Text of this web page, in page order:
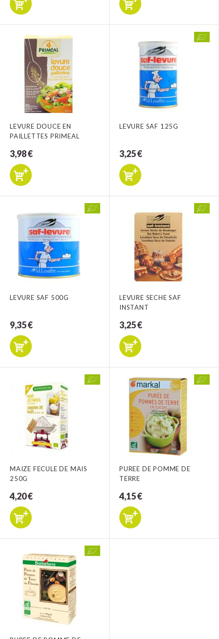
LEVURE DOUCE EN
PAILLETTES PRIMEAL
3,98 €
LEVURE SAF 125G
3,25 €
LEVURE SAF 500G
9,35 €
LEVURE SECHE SAF
INSTANT
3,25 €
MAIZE FECULE DE MAIS
250G
4,20 €
PUREE DE POMME DE
TERRE
4,15 €